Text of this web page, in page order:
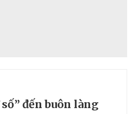
đến buôn làng